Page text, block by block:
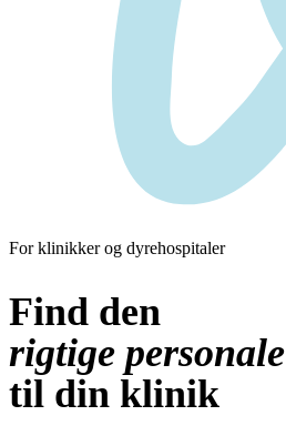
For klinikker og dyrehospitaler
Find den
rigtige personale
til din klinik